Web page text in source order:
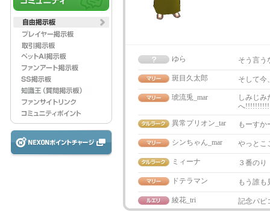
ゆら そう言う
斑目久太郎 そして
琥流兎_mar
しみじみ
へ
異常プリオン_tar
もーすか
シンちゃん_mar やっと
ミィーナ ３番のり
ドテラマン もう誰
綾花_tri 記念パピ